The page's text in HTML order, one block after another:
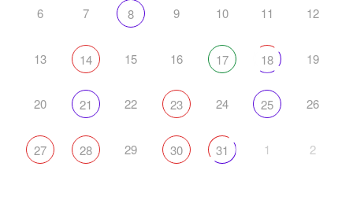
6 7 8 9 10 11 12
13 14 15 16 17 18 19
20 21 22 23 24 25 26
27 28 29 30 31 1 2